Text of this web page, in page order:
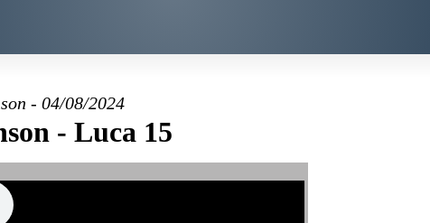
- 04/08/2024
- Luca 15